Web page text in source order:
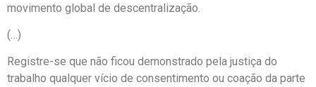
movimento global de descentralização.
(…)
Registre-se que não ficou demonstrado pela justiça do
trabalho qualquer vício de consentimento ou coação da parte